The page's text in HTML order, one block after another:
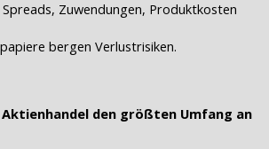
Zuwendungen, Produktkosten
bergen Verlustrisiken.
den größten Umfang an